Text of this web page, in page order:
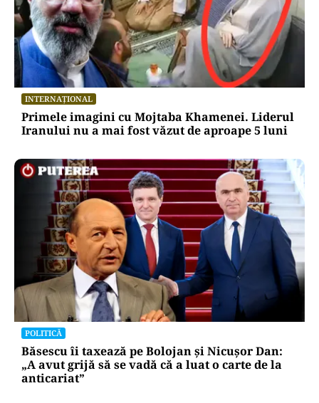
INTERNAȚIONAL
Primele imagini cu Mojtaba Khamenei. Liderul
Iranului nu a mai fost văzut de aproape 5 luni
POLITICĂ
Băsescu îi taxează pe Bolojan și Nicușor Dan:
„A avut grijă să se vadă că a luat o carte de la
anticariat”